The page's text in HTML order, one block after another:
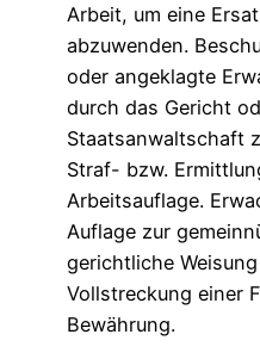
Arbeit, um eine
abzuwenden.
oder angeklagte
durch das Gericht
Staatsanwaltschaft
Straf- bzw.
Arbeitsauflage.
Auflage zur
gerichtliche
Vollstreckung einer
Bewährung.